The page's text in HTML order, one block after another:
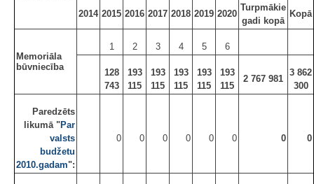
2014 2015 2016 2017 2018 2019 2020
Turpmākie
gadi kopā
Kopā
Memoriāla
būvniecība
1 2 3 4 5 6
128
743
193
115
193
115
193
115
193
115
193
115
2 767 981
3 862
300
Paredzēts
likumā "Par
valsts
budžetu
2010.gadam":
0 0 0 0 0 0 0 0